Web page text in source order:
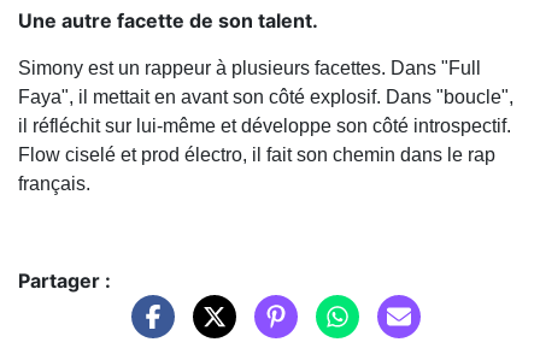
Une autre facette de son talent.
Simony est un rappeur à plusieurs facettes. Dans "Full
Faya", il mettait en avant son côté explosif. Dans "boucle",
il réfléchit sur lui-même et développe son côté introspectif.
Flow ciselé et prod électro, il fait son chemin dans le rap
français.
Partager :